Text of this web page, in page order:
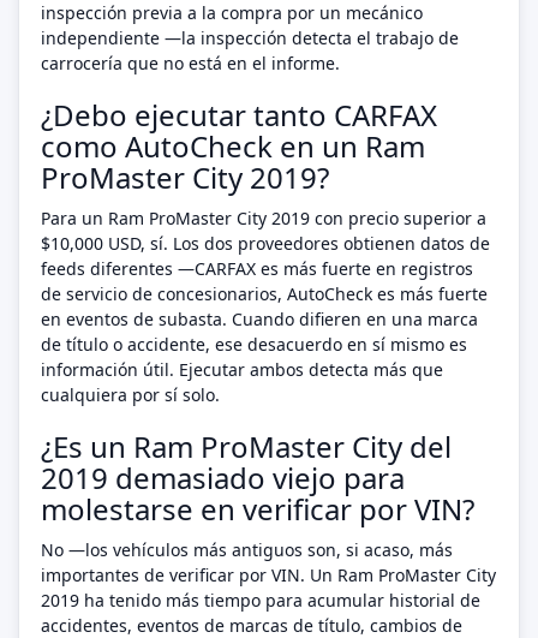
inspección previa a la compra por un mecánico
independiente —la inspección detecta el trabajo de
carrocería que no está en el informe.
¿Debo ejecutar tanto CARFAX
como AutoCheck en un Ram
ProMaster City 2019?
Para un Ram ProMaster City 2019 con precio superior a
$10,000 USD, sí. Los dos proveedores obtienen datos de
feeds diferentes —CARFAX es más fuerte en registros
de servicio de concesionarios, AutoCheck es más fuerte
en eventos de subasta. Cuando difieren en una marca
de título o accidente, ese desacuerdo en sí mismo es
información útil. Ejecutar ambos detecta más que
cualquiera por sí solo.
¿Es un Ram ProMaster City del
2019 demasiado viejo para
molestarse en verificar por VIN?
No —los vehículos más antiguos son, si acaso, más
importantes de verificar por VIN. Un Ram ProMaster City
2019 ha tenido más tiempo para acumular historial de
accidentes, eventos de marcas de título, cambios de